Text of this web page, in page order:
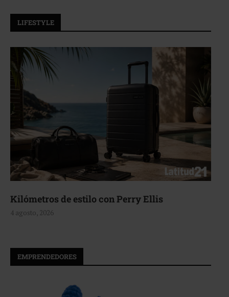
LIFESTYLE
Kilómetros de estilo con Perry Ellis
4 agosto, 2026
EMPRENDEDORES